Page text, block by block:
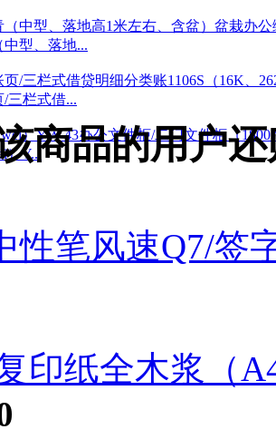
型、落地...
三栏式借...
）Y...商品的用户
性笔风速Q7/签
印纸全木浆（